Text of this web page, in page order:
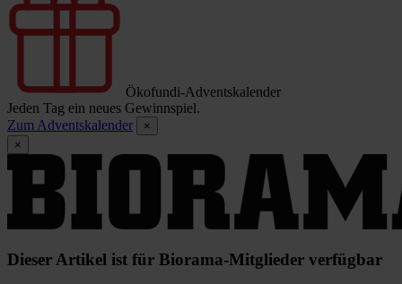
Ökofundi-Adventskalender
Jeden Tag ein neues Gewinnspiel.
Zum Adventskalender
×
×
Dieser Artikel ist für Biorama-Mitglieder verfügbar